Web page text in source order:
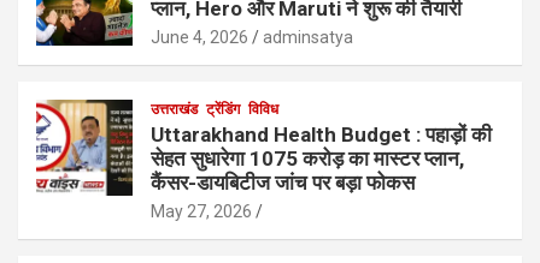
प्लान, Hero और Maruti ने शुरू की तैयारी
June 4, 2026 adminsatya
उत्तराखंड ट्रेंडिंग विविध
Uttarakhand Health Budget : पहाड़ों की
सेहत सुधारेगा 1075 करोड़ का मास्टर प्लान,
कैंसर-डायबिटीज जांच पर बड़ा फोकस
May 27, 2026